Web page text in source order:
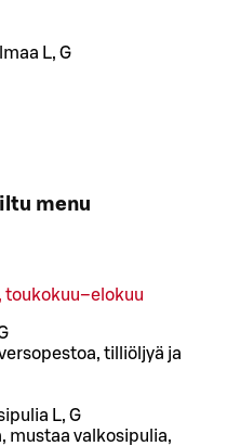
L, G
menu
toukokuu–elokuu
tilliöljyä ja
L, G
mustaa valkosipulia,